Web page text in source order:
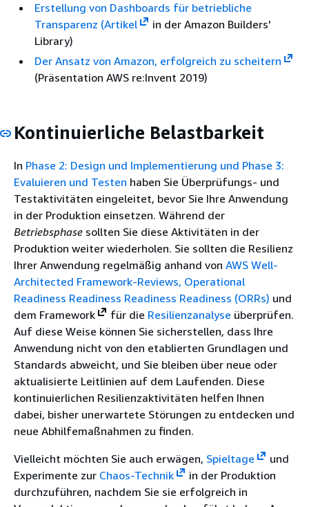
Erstellung von Dashboards für betriebliche
Transparenz (Artikel
in der Amazon Builders'
Library)
Der Ansatz von Amazon, erfolgreich zu scheitern
(Präsentation AWS re:Invent 2019)
Kontinuierliche Belastbarkeit
In Phase 2: Design und Implementierung und Phase 3:
Evaluieren und Testen haben Sie Überprüfungs- und
Testaktivitäten eingeleitet, bevor Sie Ihre Anwendung
in der Produktion einsetzen. Während der
Betriebsphase sollten Sie diese Aktivitäten in der
Produktion weiter wiederholen. Sie sollten die Resilienz
Ihrer Anwendung regelmäßig anhand von AWS Well-
Architected Framework-Reviews, Operational
Readiness Readiness Readiness Readiness (ORRs) und
dem Framework
für die Resilienzanalyse überprüfen.
Auf diese Weise können Sie sicherstellen, dass Ihre
Anwendung nicht von den etablierten Grundlagen und
Standards abweicht, und Sie bleiben über neue oder
aktualisierte Leitlinien auf dem Laufenden. Diese
kontinuierlichen Resilienzaktivitäten helfen Ihnen
dabei, bisher unerwartete Störungen zu entdecken und
neue Abhilfemaßnahmen zu finden.
Vielleicht möchten Sie auch erwägen, Spieltage
und
Experimente zur Chaos-Technik
in der Produktion
durchzuführen, nachdem Sie sie erfolgreich in